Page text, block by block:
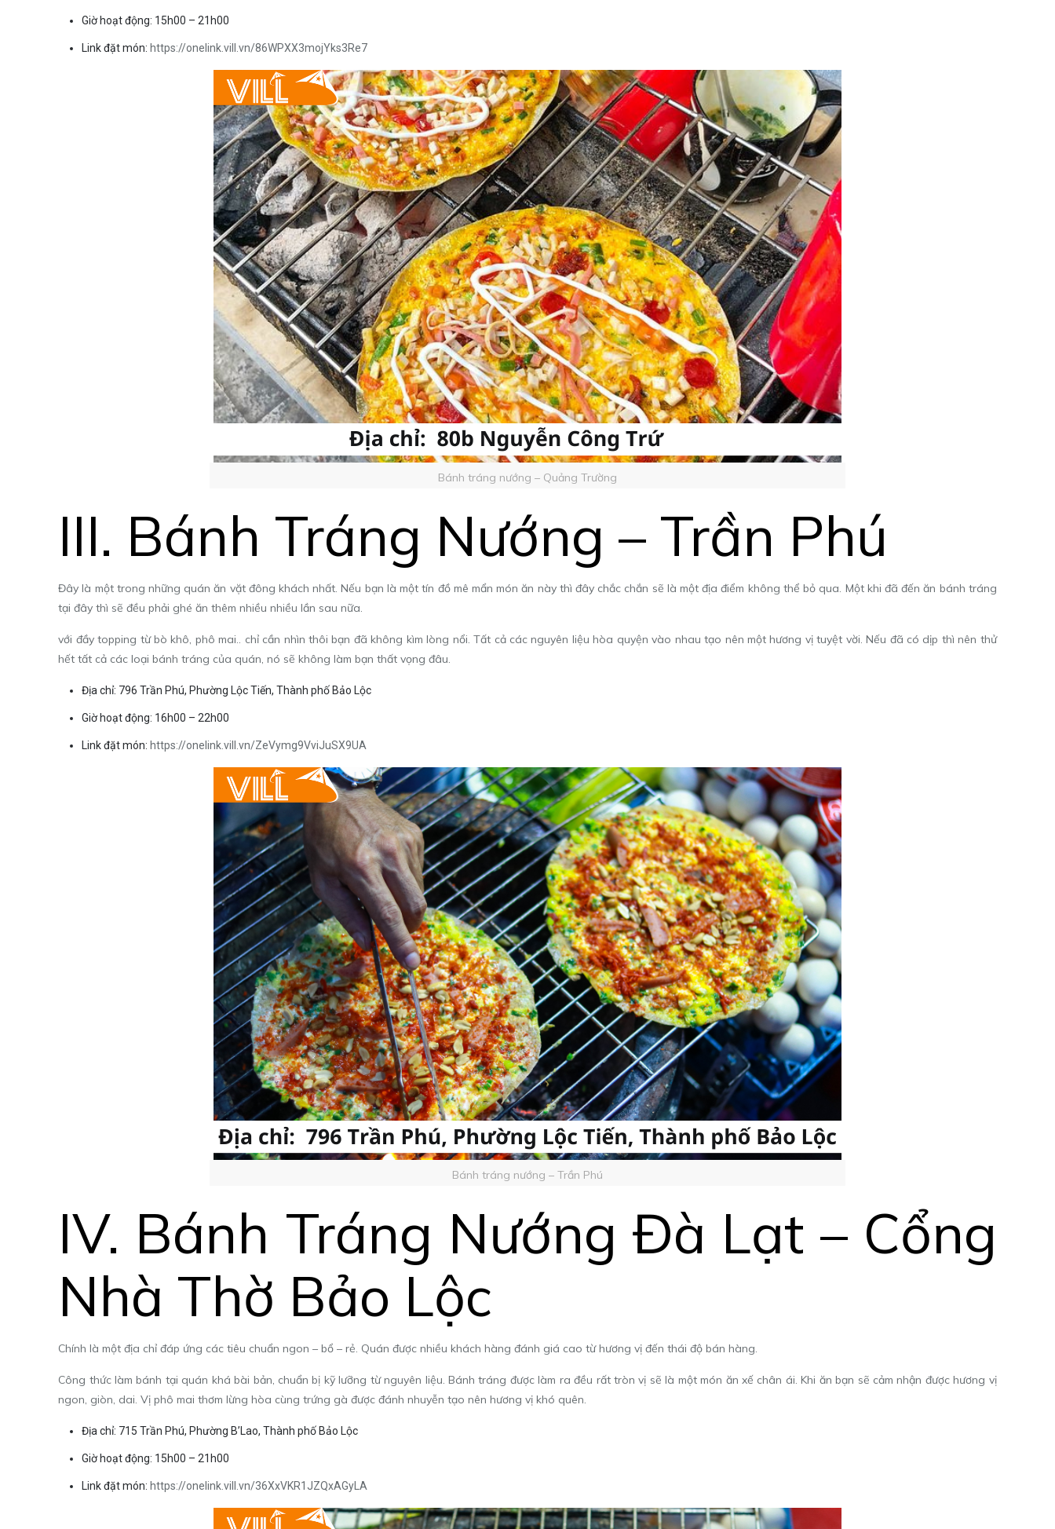
Giờ hoạt động: 15h00 – 21h00
Link đặt món: https://onelink.vill.vn/86WPXX3mojYks3Re7
Bánh tráng nướng – Quảng Trường
III. Bánh Tráng Nướng – Trần Phú
Đây là một trong những quán ăn vặt đông khách nhất. Nếu bạn là một tín đồ mê mẩn món ăn này thì đây chắc chắn sẽ là một địa điểm không thể bỏ qua. Một khi đã đến ăn bánh tráng
tại đây thì sẽ đều phải ghé ăn thêm nhiều nhiều lần sau nữa.
với đầy topping từ bò khô, phô mai.. chỉ cần nhìn thôi bạn đã không kìm lòng nổi. Tất cả các nguyên liệu hòa quyện vào nhau tạo nên một hương vị tuyệt vời. Nếu đã có dịp thì nên thử
hết tất cả các loại bánh tráng của quán, nó sẽ không làm bạn thất vọng đâu.
Địa chỉ: 796 Trần Phú, Phường Lộc Tiến, Thành phố Bảo Lộc
Giờ hoạt động: 16h00 – 22h00
Link đặt món: https://onelink.vill.vn/ZeVymg9VviJuSX9UA
Bánh tráng nướng – Trần Phú
IV. Bánh Tráng Nướng Đà Lạt – Cổng
Nhà Thờ Bảo Lộc
Chính là một địa chỉ đáp ứng các tiêu chuẩn ngon – bổ – rẻ. Quán được nhiều khách hàng đánh giá cao từ hương vị đến thái độ bán hàng.
Công thức làm bánh tại quán khá bài bản, chuẩn bị kỹ lưỡng từ nguyên liệu. Bánh tráng được làm ra đều rất tròn vị sẽ là một món ăn xế chân ái. Khi ăn bạn sẽ cảm nhận được hương vị
ngon, giòn, dai. Vị phô mai thơm lừng hòa cùng trứng gà được đánh nhuyễn tạo nên hương vị khó quên.
Địa chỉ: 715 Trần Phú, Phường B’Lao, Thành phố Bảo Lộc
Giờ hoạt động: 15h00 – 21h00
Link đặt món: https://onelink.vill.vn/36XxVKR1JZQxAGyLA